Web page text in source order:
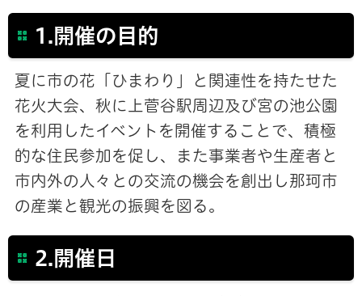
1.開催の目的
夏に市の花「ひまわり」と関連性を持たせた
花火大会、秋に上菅谷駅周辺及び宮の池公園
を利用したイベントを開催することで、積極
的な住民参加を促し、また事業者や生産者と
市内外の人々との交流の機会を創出し那珂市
の産業と観光の振興を図る。
2.開催日